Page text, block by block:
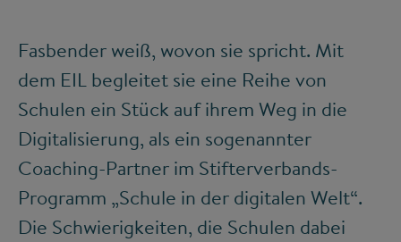
Fasbender weiß, wovon sie spricht. Mit
dem EIL begleitet sie eine Reihe von
Schulen ein Stück auf ihrem Weg in die
Digitalisierung, als ein sogenannter
Coaching-Partner im Stifterverbands-
Programm „Schule in der digitalen Welt“.
Die Schwierigkeiten, die Schulen dabei